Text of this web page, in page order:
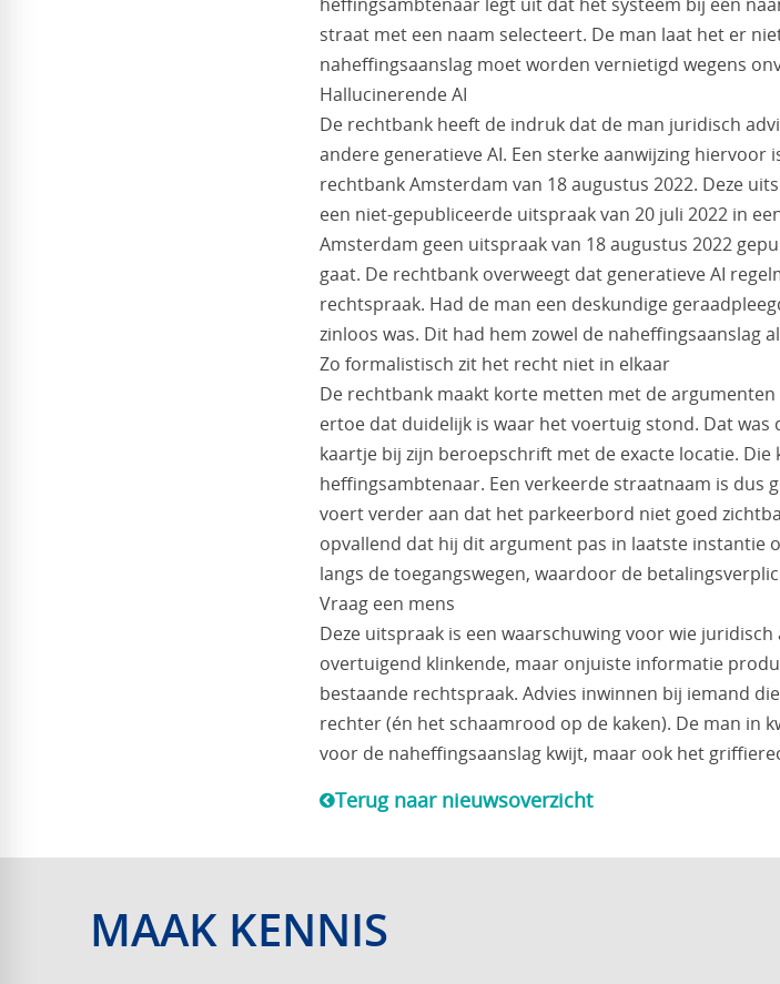
straat met een naam selecteert. De man laat het er
naheffingsaanslag moet worden vernietigd wegens
Hallucinerende AI
De rechtbank heeft de indruk dat de man juridisch
andere generatieve AI. Een sterke aanwijzing
rechtbank Amsterdam van 18 augustus 2022. Deze
een niet-gepubliceerde uitspraak van 20 juli 2022 in
Amsterdam geen uitspraak van 18 augustus 2022
gaat. De rechtbank overweegt dat generatieve AI
rechtspraak. Had de man een deskundige
zinloos was. Dit had hem zowel de naheffingsaanslag
Zo formalistisch zit het recht niet in elkaar
De rechtbank maakt korte metten met de
ertoe dat duidelijk is waar het voertuig stond. Dat
kaartje bij zijn beroepschrift met de exacte locatie.
heffingsambtenaar. Een verkeerde straatnaam is dus
voert verder aan dat het parkeerbord niet goed
opvallend dat hij dit argument pas in laatste instantie
langs de toegangswegen, waardoor de
Vraag een mens
Deze uitspraak is een waarschuwing voor wie
overtuigend klinkende, maar onjuiste informatie
bestaande rechtspraak. Advies inwinnen bij iemand
rechter (én het schaamrood op de kaken). De man in
voor de naheffingsaanslag kwijt, maar ook het
Terug naar nieuwsoverzicht
MAAK KENNIS